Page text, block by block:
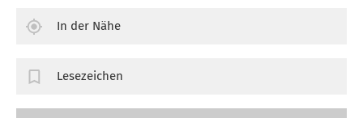
In der Nähe
Lesezeichen